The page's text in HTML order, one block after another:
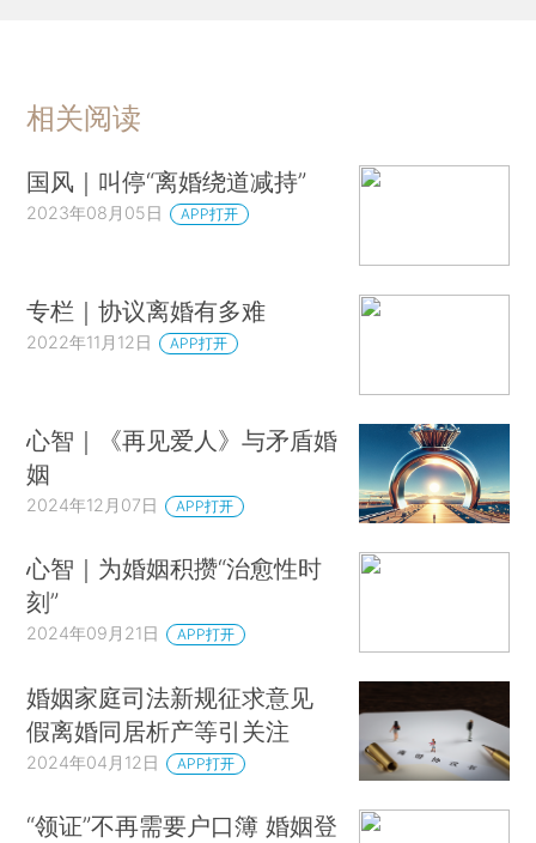
相关阅读
国风｜叫停“离婚绕道减持”
2023年08月05日 APP打开
专栏｜协议离婚有多难
2022年11月12日 APP打开
心智｜《再见爱人》与矛盾婚
姻
2024年12月07日 APP打开
心智｜为婚姻积攒“治愈性时
刻”
2024年09月21日 APP打开
婚姻家庭司法新规征求意见
假离婚同居析产等引关注
2024年04月12日 APP打开
“领证”不再需要户口簿 婚姻登